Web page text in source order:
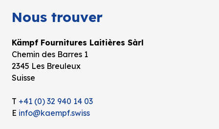
Nous trouver
Kämpf Fournitures Laitières Sàrl
Chemin des Barres 1
2345 Les Breuleux
Suisse
T +41 (0) 32 940 14 03
E info@kaempf.swiss